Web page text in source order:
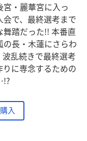
・麗華宮に入っ
で、最終選考まで
踏だった!! 本番直
長・木蓮にさらわ
乱続きで最終選考
に専念するための
入